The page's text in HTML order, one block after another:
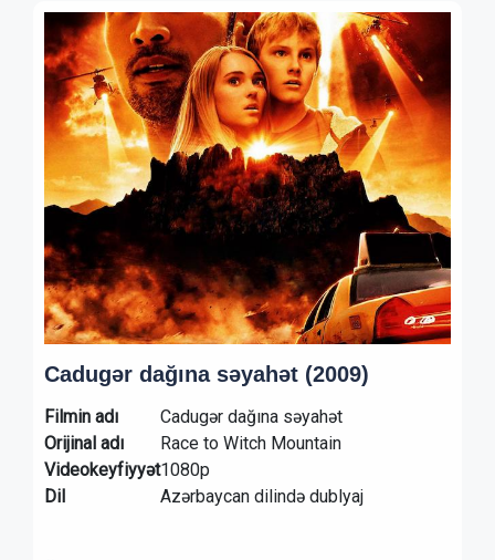
Cadugər dağına səyahət (2009)
Filmin adı
Cadugər dağına səyahət
Orijinal adı
Race to Witch Mountain
Videokeyfiyyət1080p
Dil
Azərbaycan dilində dublyaj